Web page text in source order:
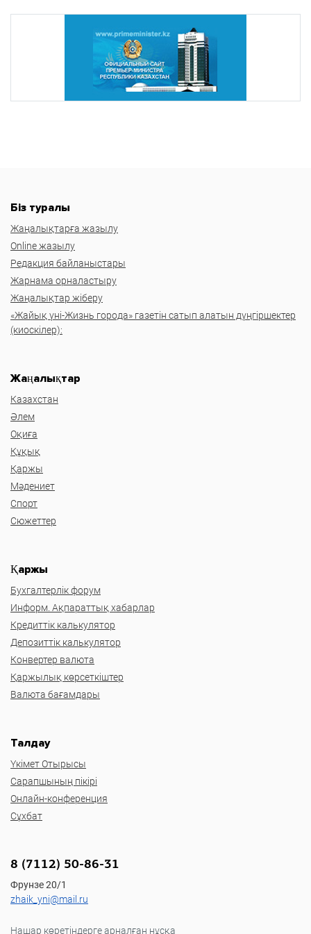
Біз туралы
Жаңалықтарға жазылу
Online жазылу
Редакция байланыстары
Жарнама орналастыру
Жаңалықтар жіберу
«Жайық үні-Жизнь города» газетін сатып алатын дүңгіршектер
(киоскілер):
Жаңалықтар
Казахстан
Әлем
Оқиға
Құқық
Қаржы
Мәдениет
Спорт
Сюжеттер
Қаржы
Бухгалтерлік форум
Информ. Ақпараттық хабарлар
Кредиттік калькулятор
Депозиттік калькулятор
Конвертер валюта
Қаржылық көрсеткіштер
Валюта бағамдары
Талдау
Үкімет Отырысы
Сарапшының пікірі
Онлайн-конференция
Сұхбат
8 (7112) 50-86-31
Фрунзе 20/1
zhaik_yni@mail.ru
Нашар көретіндерге арналған нұсқа